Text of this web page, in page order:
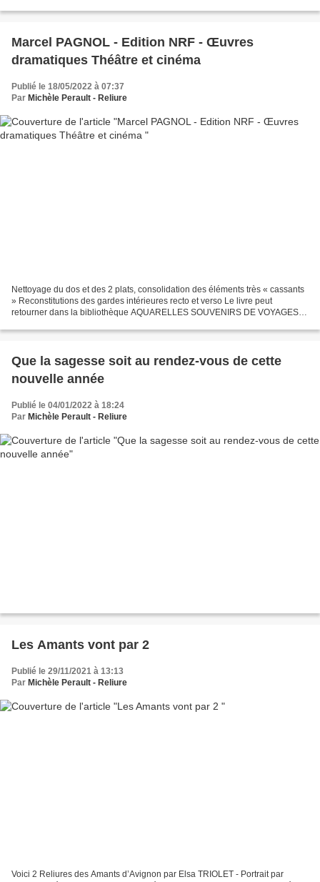
Marcel PAGNOL - Edition NRF - Œuvres
dramatiques Théâtre et cinéma
Publié le 18/05/2022 à 07:37
Par Michèle Perault - Reliure
Nettoyage du dos et des 2 plats, consolidation des éléments très « cassants
» Reconstitutions des gardes intérieures recto et verso Le livre peut
retourner dans la bibliothèque AQUARELLES SOUVENIRS DE VOYAGES
Que la sagesse soit au rendez-vous de cette
nouvelle année
Publié le 04/01/2022 à 18:24
Par Michèle Perault - Reliure
Les Amants vont par 2
Publié le 29/11/2021 à 13:13
Par Michèle Perault - Reliure
Voici 2 Reliures des Amants d’Avignon par Elsa TRIOLET - Portrait par